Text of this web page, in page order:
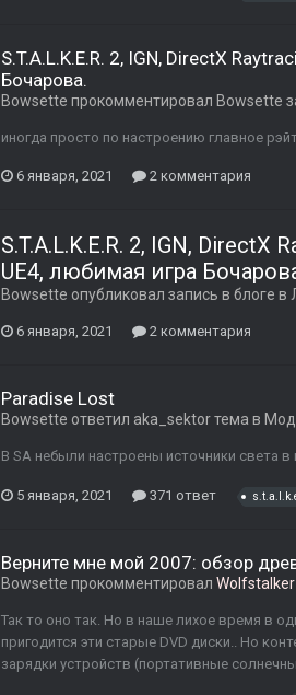
S.T.A.L.K.E.R. 2, IGN, DirectX
Бочарова.
Bowsette прокомментировал Bowsette
иногда просто по настроению главное
6 января, 2021 2 комментария
S.T.A.L.K.E.R. 2, IGN,
UE4, любимая игра
Bowsette опубликовал запись в блоге в
6 января, 2021 2 комментария
Paradise Lost
Bowsette ответил aka_sektorтема в
В SA небыли настроены источники света
5 января, 2021 371 ответ
Верните мне мой 2007: обзор
Bowsette прокомментировал Wolfstalker
Так то оно так. Но в наше лихое время в
пригодится эти старые DVD диски.. Но
зарядки устройств (портативные